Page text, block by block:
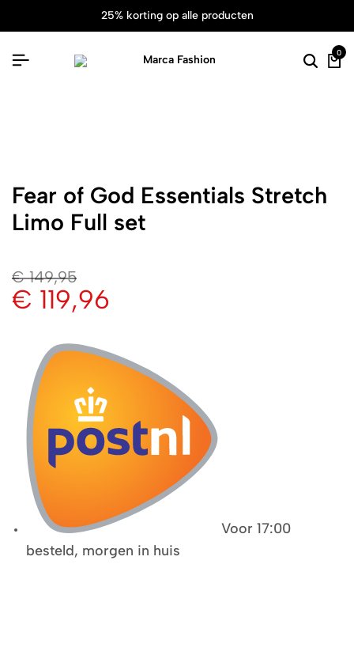
25% korting op alle producten
0
Fear of God Essentials Stretch
Limo Full set
€149,95
€ 119,96
Voor 17:00
besteld, morgen in huis